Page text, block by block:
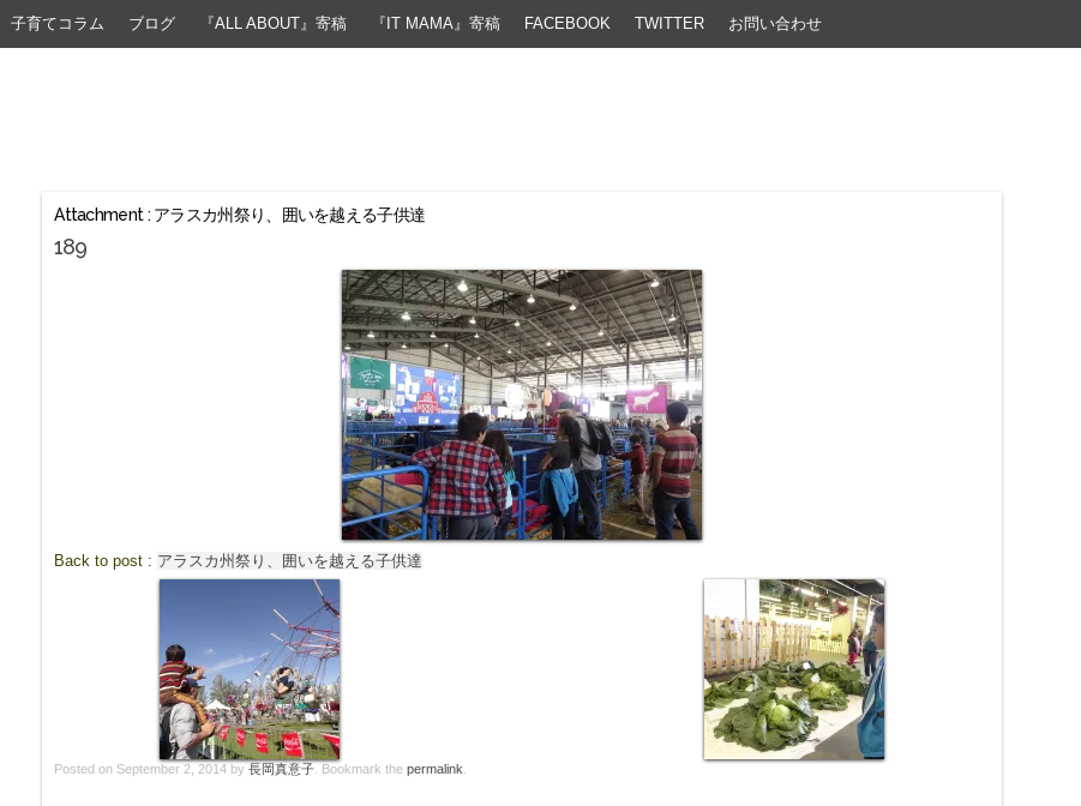
子育てコラム ブログ 『ALL ABOUT』寄稿 『IT MAMA』寄稿 FACEBOOK TWITTER お問い合わせ
Attachment : アラスカ州祭り、囲いを越える子供達
189
Back to post : アラスカ州祭り、囲いを越える子供達
Posted on September 2, 2014 by 長岡真意子 . Bookmark thepermalink